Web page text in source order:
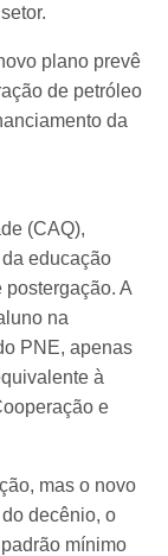
plano prevê
de petróleo
da
(CAQ),
educação
A
na
PNE, apenas
à
e
mas o novo
decênio, o
mínimo